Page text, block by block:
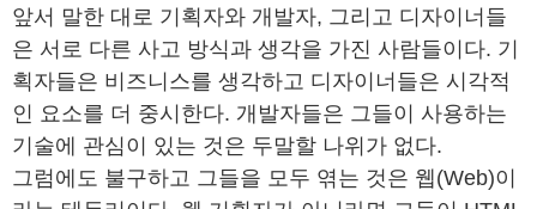
앞서 말한 대로 기획자와 개발자, 그리고 디자이너들
은 서로 다른 사고 방식과 생각을 가진 사람들이다. 기
획자들은 비즈니스를 생각하고 디자이너들은 시각적
인 요소를 더 중시한다. 개발자들은 그들이 사용하는
기술에 관심이 있는 것은 두말할 나위가 없다.
그럼에도 불구하고 그들을 모두 엮는 것은 웹(Web)이